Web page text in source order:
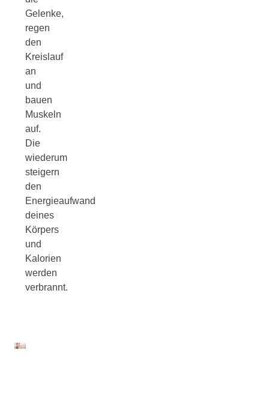
Gelenke,
regen
den
Kreislauf
an
und
bauen
Muskeln
auf.
Die
wiederum
steigern
den
Energieaufwand
deines
Körpers
und
Kalorien
werden
verbrannt.